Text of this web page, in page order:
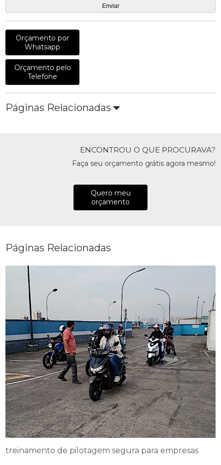
Orçamento por
Whatsapp
Orçamento pelo
Telefone
Páginas Relacionadas
ENCONTROU O QUE PROCURAVA?
Faça seu orçamento grátis agora mesmo!
Quero meu
orçamento
Páginas Relacionadas
treinamento de pilotagem segura para empresas